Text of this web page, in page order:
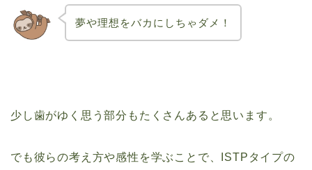
夢や理想をバカにしちゃダメ！
少し歯がゆく思う部分もたくさんあると思います。
でも彼らの考え方や感性を学ぶことで、ISTPタイプの